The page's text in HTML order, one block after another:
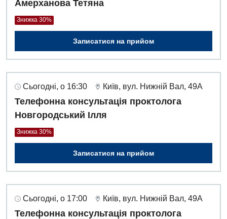
Амерханова Тетяна
Знижка 30%
Записатися на прийом
Сьогодні, о 16:30 Київ, вул. Нижній Вал, 49А
Телефонна консультація проктолога
Новгородський Ілля
Знижка 30%
Записатися на прийом
Сьогодні, о 17:00 Київ, вул. Нижній Вал, 49А
Телефонна консультація проктолога